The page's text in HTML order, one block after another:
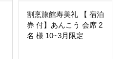
割烹旅館寿美礼 【 宿泊
券 付】あんこう 会席 2
名 様 10~3月限定